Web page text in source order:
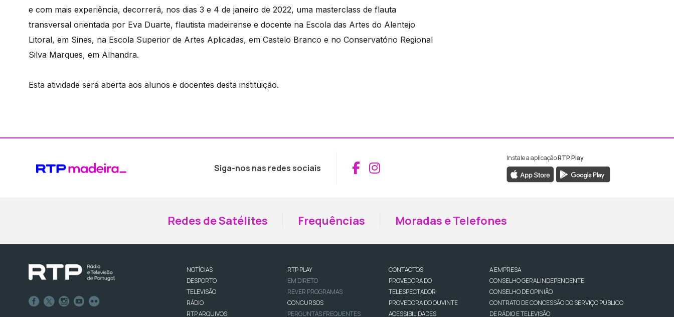
e com mais experiência, decorrerá, nos dias 3 e 4 de janeiro de 2022, uma masterclass de flauta
transversal orientada por Eva Duarte, flautista madeirense e docente na Escola das Artes do Alentejo
Litoral, em Sines, na Escola Superior de Artes Aplicadas, em Castelo Branco e no Conservatório Regional
Silva Marques, em Alhandra.
Esta atividade será aberta aos alunos e docentes desta instituição.
Siga-nos nas redes sociais Aceder ao Facebook da RTP Madeira
Aceder ao Instagram da RTP Madeira
Instale a aplicaçãoRTP Play
Redes de Satélites Frequências Moradas e Telefones
NOTÍCIAS
DESPORTO
TELEVISÃO
RÁDIO
RTP ARQUIVOS
RTP PLAY
EM DIRETO
REVER PROGRAMAS
CONCURSOS
PERGUNTAS FREQUENTES
CONTACTOS
PROVEDORA DO
TELESPECTADOR
PROVEDORA DO OUVINTE
ACESSIBILIDADES
A EMPRESA
CONSELHO GERAL INDEPENDENTE
CONSELHO DE OPINIÃO
CONTRATO DE CONCESSÃO DO SERVIÇO PÚBLICO
DE RÁDIO E TELEVISÃO